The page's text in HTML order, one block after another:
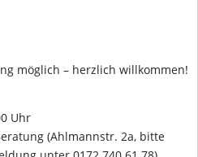
möglich – herzlich willkommen!
Uhr
(Ahlmannstr. 2a, bitte